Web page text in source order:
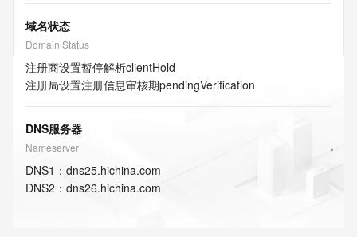
域名状态
Domain Status
注册商设置暂停解析clientHold
注册局设置注册信息审核期pendingVerification
DNS服务器
Nameserver
DNS1 ： dns25.hichina.com
DNS2 ： dns26.hichina.com